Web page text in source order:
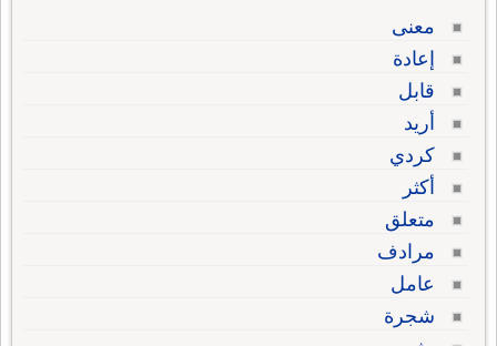
معنى
إعادة
قابل
أريد
كردي
أكثر
متعلق
مرادف
عامل
شجرة